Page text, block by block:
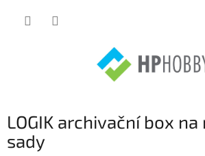
LOGIK archivační box
sady